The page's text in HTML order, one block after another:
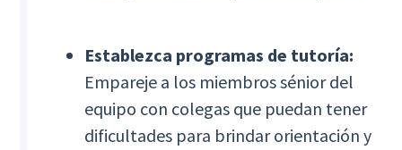
Establezca programas de tutoría:
Empareje a los miembros sénior del
equipo con colegas que puedan tener
dificultades para brindar orientación y